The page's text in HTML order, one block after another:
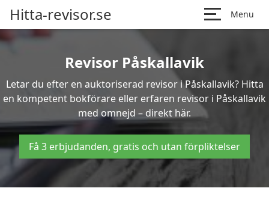
Hitta-revisor.se Menu
Revisor Påskallavik
Letar du efter en auktoriserad revisor i Påskallavik? Hitta
en kompetent bokförare eller erfaren revisor i Påskallavik
med omnejd – direkt här.
Få 3 erbjudanden, gratis och utan förpliktelser